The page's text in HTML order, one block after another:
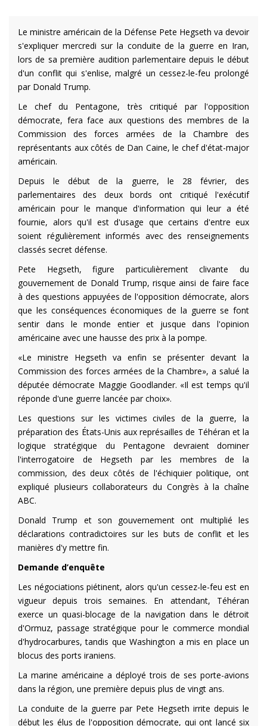
Le ministre américain de la Défense Pete Hegseth va devoir
s'expliquer mercredi sur la conduite de la guerre en Iran,
lors de sa première audition parlementaire depuis le début
d'un conflit qui s'enlise, malgré un cessez-le-feu prolongé
par Donald Trump.
Le chef du Pentagone, très critiqué par l'opposition
démocrate, fera face aux questions des membres de la
Commission des forces armées de la Chambre des
représentants aux côtés de Dan Caine, le chef d'état-major
américain.
Depuis le début de la guerre, le 28 février, des
parlementaires des deux bords ont critiqué l'exécutif
américain pour le manque d'information qui leur a été
fournie, alors qu'il est d'usage que certains d'entre eux
soient régulièrement informés avec des renseignements
classés secret défense.
Pete Hegseth, figure particulièrement clivante du
gouvernement de Donald Trump, risque ainsi de faire face
à des questions appuyées de l'opposition démocrate, alors
que les conséquences économiques de la guerre se font
sentir dans le monde entier et jusque dans l'opinion
américaine avec une hausse des prix à la pompe.
«Le ministre Hegseth va enfin se présenter devant la
Commission des forces armées de la Chambre», a salué la
députée démocrate Maggie Goodlander. «Il est temps qu'il
réponde d'une guerre lancée par choix».
Les questions sur les victimes civiles de la guerre, la
préparation des États-Unis aux représailles de Téhéran et la
logique stratégique du Pentagone devraient dominer
l'interrogatoire de Hegseth par les membres de la
commission, des deux côtés de l'échiquier politique, ont
expliqué plusieurs collaborateurs du Congrès à la chaîne
ABC.
Donald Trump et son gouvernement ont multiplié les
déclarations contradictoires sur les buts de conflit et les
manières d'y mettre fin.
Demande d’enquête
Les négociations piétinent, alors qu'un cessez-le-feu est en
vigueur depuis trois semaines. En attendant, Téhéran
exerce un quasi-blocage de la navigation dans le détroit
d'Ormuz, passage stratégique pour le commerce mondial
d'hydrocarbures, tandis que Washington a mis en place un
blocus des ports iraniens.
La marine américaine a déployé trois de ses porte-avions
dans la région, une première depuis plus de vingt ans.
La conduite de la guerre par Pete Hegseth irrite depuis le
début les élus de l'opposition démocrate, qui ont lancé six